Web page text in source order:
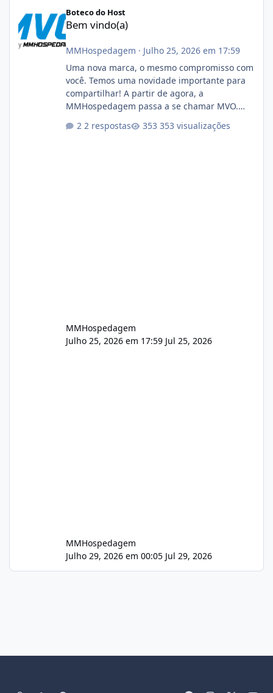
Boteco do Host
Bem vindo(a)
MMHospedagem · Julho 25, 2026 em 17:59
Uma nova marca, o mesmo compromisso com
você. Temos uma novidade importante para
compartilhar! A partir de agora, a
MMHospedagem passa a se chamar MVO.
da nossa empresa. Ao longo dos anos,
2 respostas 353 visualizações
MMHospedagem
Julho 25, 2026 em 17:59 Jul 25, 2026
MMHospedagem
Julho 29, 2026 em 00:05 Jul 29, 2026
Light ModeDark ModeSystem Preference